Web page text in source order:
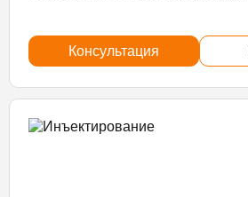
Консультация